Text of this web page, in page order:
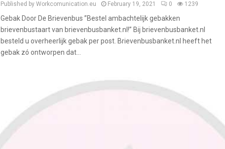
Published by Workcomunication.eu February 19, 2021 0 1239
Gebak Door De Brievenbus ”Bestel ambachtelijk gebakken
brievenbustaart van brievenbusbanket.nl!” Bij brievenbusbanket.nl
besteld u overheerlijk gebak per post. Brievenbusbanket.nl heeft het
gebak zó ontworpen dat...